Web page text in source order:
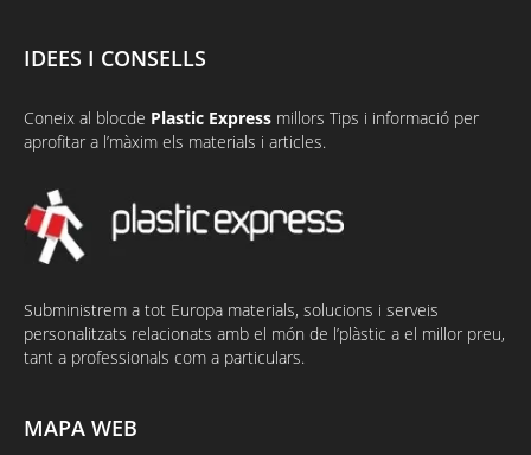
IDEES I CONSELLS
Coneix al blocde Plastic Express millors Tips i informació per
aprofitar a l’màxim els materials i articles.
Subministrem a tot Europa materials, solucions i serveis
personalitzats relacionats amb el món de l’plàstic a el millor preu,
tant a professionals com a particulars.
MAPA WEB